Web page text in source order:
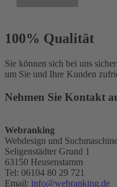
100% Qualität
Sie können sich bei uns
um Sie und Ihre Kunden
Nehmen Sie Kontakt
Webranking
Webdesign und
Seligenstädter Grund 1
63150 Heusenstamm
Tel: 06104 80 29 721
Email: info@webranking.de